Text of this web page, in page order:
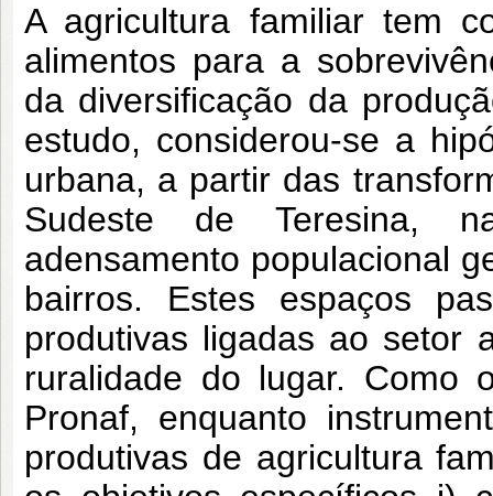
A agricultura familiar tem
alimentos para a
da diversificação da
estudo, considerou-se a
urbana, a partir das
Sudeste de Teresina,
adensamento populacional
bairros. Estes espaços
produtivas ligadas ao setor
ruralidade do lugar. Como
Pronaf, enquanto
produtivas de agricultura